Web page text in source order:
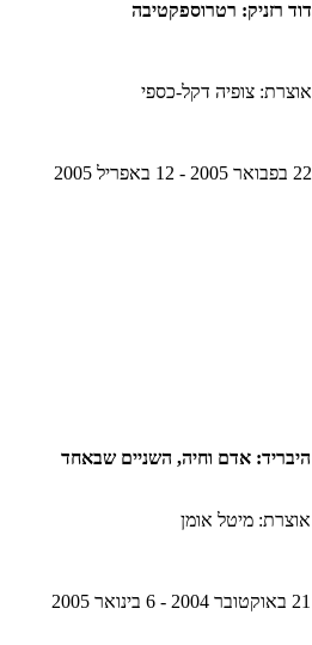
דוד רזניק: רטרוספקטיבה
אוצרת: צופיה דקל-כספי
22 בפבואר 2005 - 12 באפריל 2005
היבריד: אדם וחיה, השניים שבאחד
אוצרת: מיטל אומן
21 באוקטובר 2004 - 6 בינואר 2005